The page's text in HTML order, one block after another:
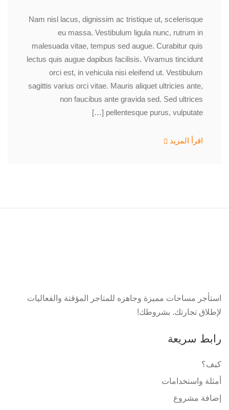
Nam nisl lacus, dignissim ac tristique ut, scelerisque
eu massa. Vestibulum ligula nunc, rutrum in
malesuada vitae, tempus sed augue. Curabitur quis
lectus quis augue dapibus facilisis. Vivamus tincidunt
orci est, in vehicula nisi eleifend ut. Vestibulum
sagittis varius orci vitae. Mauris aliquet ultricies ante,
non faucibus ante gravida sed. Sed ultrices
pellentesque purus, vulputate […]
اقرأ المزيد
استأجر مساحات مميزة وجاهزه للمتاجر المؤقتة والفعاليات
لإطلاق تجارتك. بشروطك!
رابط سريعة
كيف؟
أمثلة واستخدامات
إضافة مشروع